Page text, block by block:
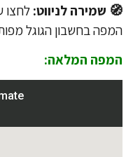
שמירה לניווט:לחצו על
בחשבון הגוגל מפות
המלאה: